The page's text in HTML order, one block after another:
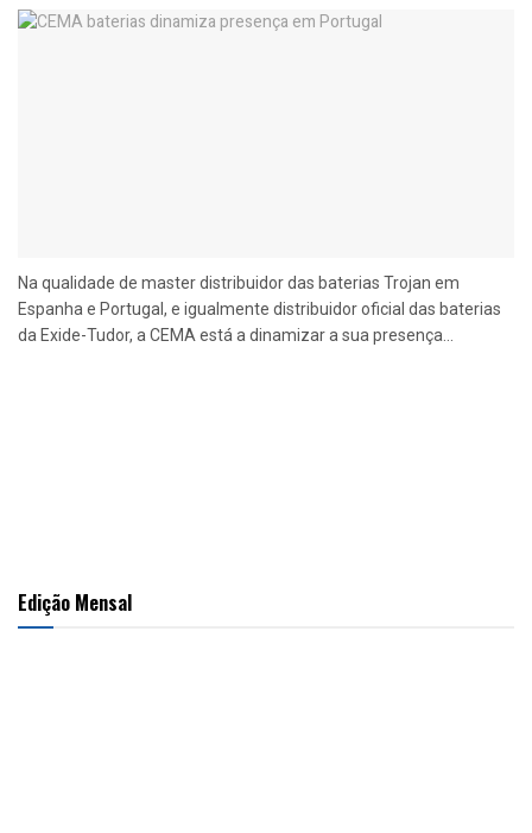
Na qualidade de master distribuidor das baterias Trojan em
Espanha e Portugal, e igualmente distribuidor oficial das baterias
da Exide-Tudor, a CEMA está a dinamizar a sua presença...
Edição Mensal